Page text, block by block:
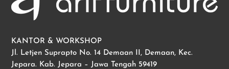
KANTOR & WORKSHOP
Jl. Letjen Suprapto No. 14 Demaan II, Demaan, Kec.
Jepara. Kab. Jepara – Jawa Tengah 59419